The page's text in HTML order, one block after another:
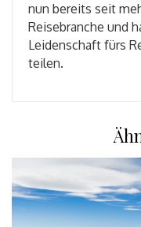
nun bereits seit
Reisebranche und
Leidenschaft fürs
teilen.